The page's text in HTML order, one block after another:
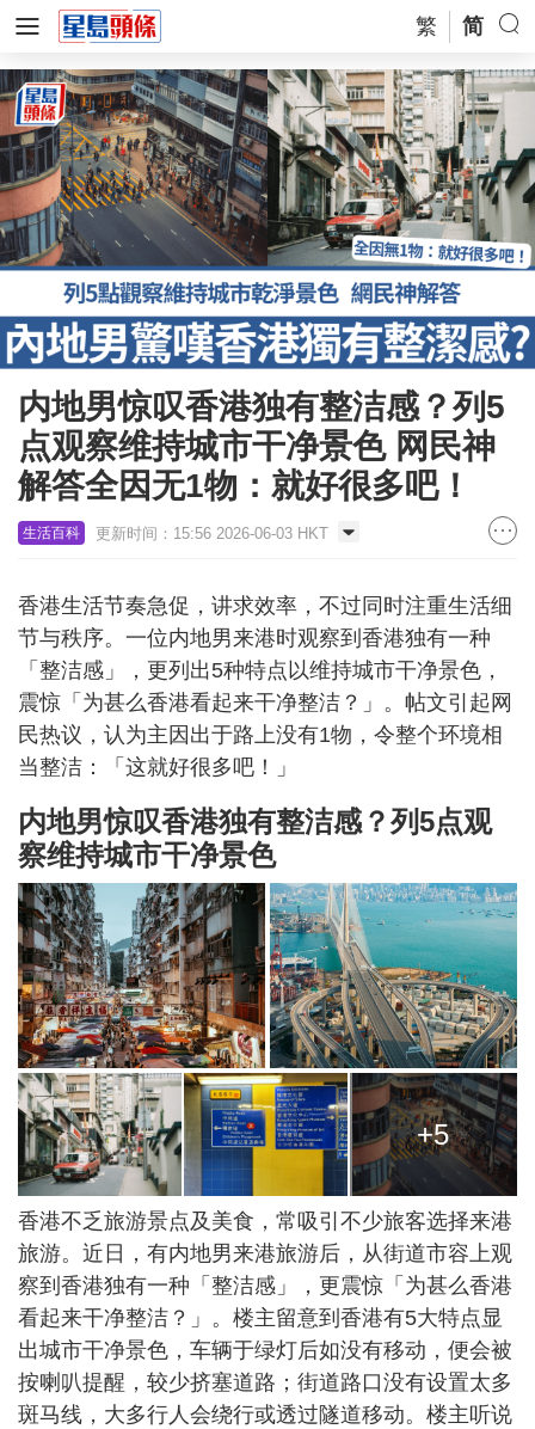
繁 简
内地男惊叹香港独有整洁感？列5
点观察维持城市干净景色 网民神
解答全因无1物：就好很多吧！
生活百科 更新时间：15:56 2026-06-03 HKT
香港生活节奏急促，讲求效率，不过同时注重生活细
节与秩序。一位内地男来港时观察到香港独有一种
「整洁感」，更列出5种特点以维持城市干净景色，
震惊「为甚么香港看起来干净整洁？」。帖文引起网
民热议，认为主因出于路上没有1物，令整个环境相
当整洁：「这就好很多吧！」
内地男惊叹香港独有整洁感？列5点观
察维持城市干净景色
+5
香港不乏旅游景点及美食，常吸引不少旅客选择来港
旅游。近日，有内地男来港旅游后，从街道市容上观
察到香港独有一种「整洁感」，更震惊「为甚么香港
看起来干净整洁？」。楼主留意到香港有5大特点显
出城市干净景色，车辆于绿灯后如没有移动，便会被
按喇叭提醒，较少挤塞道路；街道路口没有设置太多
斑马线，大多行人会绕行或透过隧道移动。楼主听说